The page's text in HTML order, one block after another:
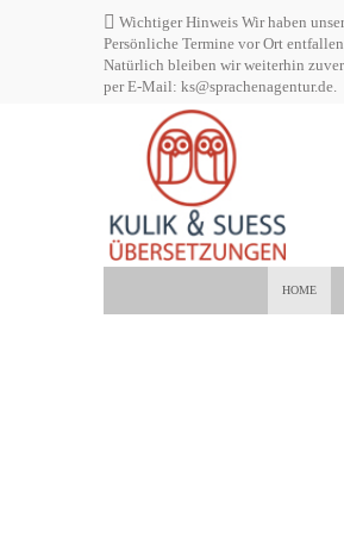
Wichtiger Hinweis Wir haben
Persönliche Termine vor Ort
Natürlich bleiben wir weiterhin
per E-Mail: ks@sprachenagentur.de.
HOME